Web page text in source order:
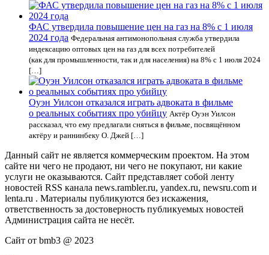
ФАС утвердила повышение цен на газ на 8% с 1 июля
2024 года Федеральная антимонопольная служба утвердила
индексацию оптовых цен на газ для всех потребителей
(как для промышленности, так и для населения) на 8% с 1 июля 2024
[…]
Оуэн Уилсон отказался играть адвоката в фильме
о реальных событиях про убийцу Актёр Оуэн Уилсон
рассказал, что ему предлагали сняться в фильме, посвящённом
актёру и раннинбеку О. Джей […]
Данный сайт не является коммерческим проектом. На этом
сайте ни чего не продают, ни чего не покупают, ни какие
услуги не оказываются. Сайт представляет собой ленту
новостей RSS канала news.rambler.ru, yandex.ru, newsru.com и
lenta.ru . Материалы публикуются без искажения,
ответственность за достоверность публикуемых новостей
Администрация сайта не несёт.
Сайт от bmb3 @ 2023